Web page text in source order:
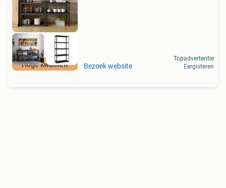
Hoge kwaliteit Bezoek website
Topadvertentie
Eergisteren